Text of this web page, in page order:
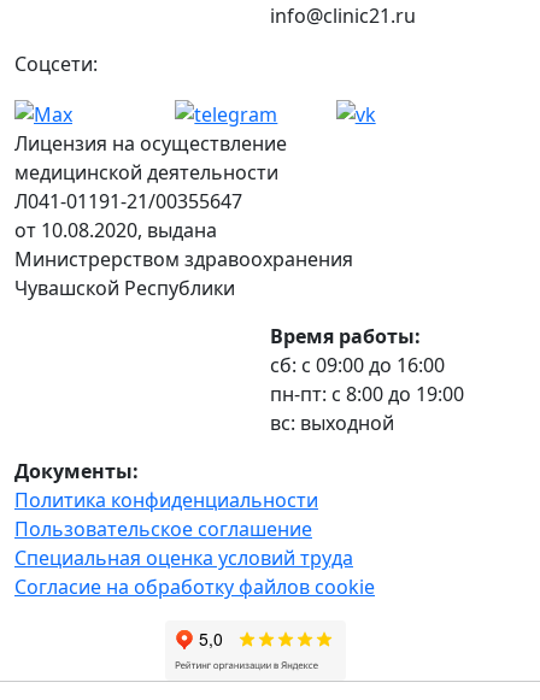
info@clinic21.ru
Соцсети:
Лицензия на осуществление
медицинской деятельности
Л041-01191-21/00355647
от 10.08.2020, выдана
Министрерством здравоохранения
Чувашской Республики
Время работы:
сб: с 09:00 до 16:00
пн-пт: с 8:00 до 19:00
вс: выходной
Документы:
Политика конфиденциальности
Пользовательское соглашение
Специальная оценка условий труда
Согласие на обработку файлов cookie